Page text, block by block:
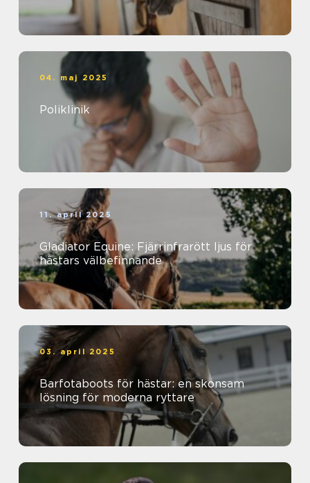
04. maj 2025
Poliklinik
11. april 2025
Gladiator Equine: Fjärrinfrarött ljus för
hästars välbefinnande
03. april 2025
Barfotaboots för hästar: en skonsam
lösning för moderna ryttare